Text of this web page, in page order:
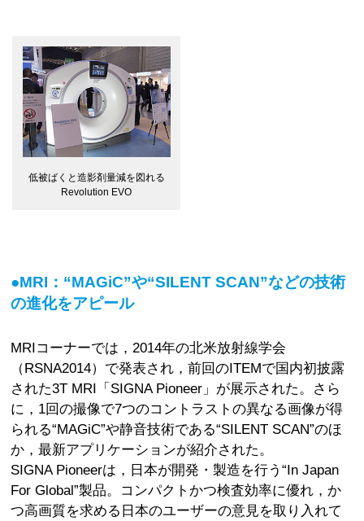
低被ばくと造影剤量減を図れる
Revolution EVO
●MRI：“MAGiC”や“SILENT SCAN”などの技術
の進化をアピール
MRIコーナーでは，2014年の北米放射線学会
（RSNA2014）で発表され，前回のITEMで国内初披露
された3T MRI「SIGNA Pioneer」が展示された。さら
に，1回の撮像で7つのコントラストの異なる画像が得
られる“MAGiC”や静音技術である“SILENT SCAN”のほ
か，最新アプリケーションが紹介された。
SIGNA Pioneerは，日本が開発・製造を行う“In Japan
For Global”製品。コンパクトかつ検査効率に優れ，か
つ高画質を求める日本のユーザーの意見を取り入れて